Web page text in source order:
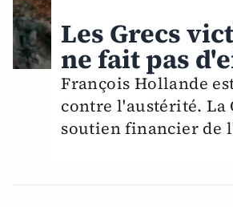
Les Grecs
ne fait pas
François Hollande
contre l'austérité. La
soutien financier de